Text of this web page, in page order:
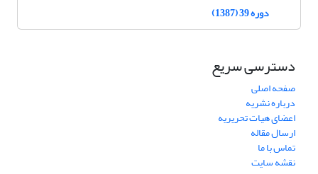
دوره 39 (1387)
دسترسی سریع
صفحه اصلی
درباره نشریه
اعضای هیات تحریریه
ارسال مقاله
تماس با ما
نقشه سایت